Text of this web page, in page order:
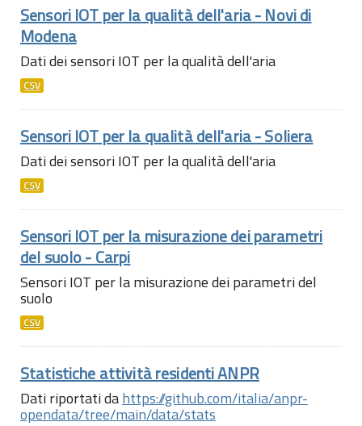
Sensori IOT per la qualità dell'aria - Novi di
Modena
Dati dei sensori IOT per la qualità dell'aria
CSV
Sensori IOT per la qualità dell'aria - Soliera
Dati dei sensori IOT per la qualità dell'aria
CSV
Sensori IOT per la misurazione dei parametri
del suolo - Carpi
Sensori IOT per la misurazione dei parametri del
suolo
CSV
Statistiche attività residenti ANPR
Dati riportati dahttps://github.com/italia/anpr-
opendata/tree/main/data/stats